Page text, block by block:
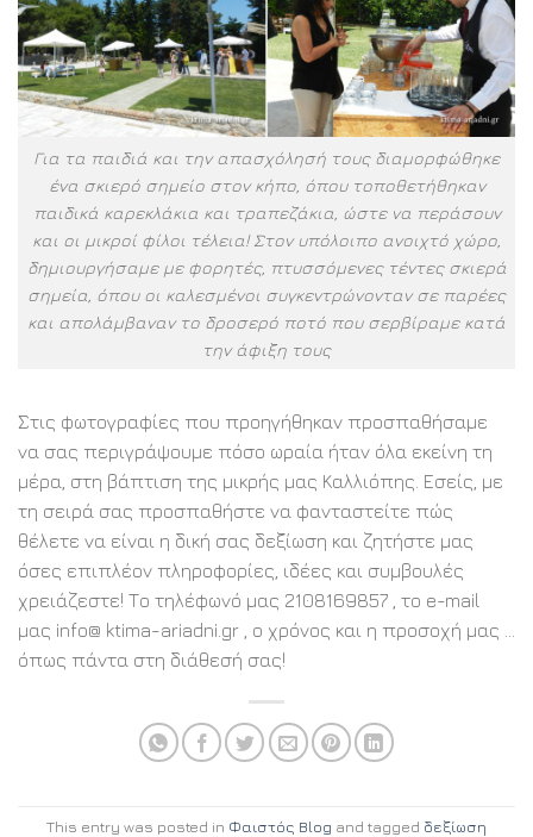
Για τα παιδιά και την απασχόλησή τους διαμορφώθηκε
ένα σκιερό σημείο στον κήπο, όπου τοποθετήθηκαν
παιδικά καρεκλάκια και τραπεζάκια, ώστε να περάσουν
και οι μικροί φίλοι τέλεια! Στον υπόλοιπο ανοιχτό χώρο,
δημιουργήσαμε με φορητές, πτυσσόμενες τέντες σκιερά
σημεία, όπου οι καλεσμένοι συγκεντρώνονταν σε παρέες
και απολάμβαναν το δροσερό ποτό που σερβίραμε κατά
την άφιξη τους
Στις φωτογραφίες που προηγήθηκαν προσπαθήσαμε
να σας περιγράψουμε πόσο ωραία ήταν όλα εκείνη τη
μέρα, στη βάπτιση της μικρής μας Καλλιόπης. Εσείς, με
τη σειρά σας προσπαθήστε να φανταστείτε πώς
θέλετε να είναι η δική σας δεξίωση και ζητήστε μας
όσες επιπλέον πληροφορίες, ιδέες και συμβουλές
χρειάζεστε! Το τηλέφωνό μας 2108169857 , το e-mail
μας info@ ktima-ariadni.gr , ο χρόνος και η προσοχή μας …
όπως πάντα στη διάθεσή σας!
This entry was posted in Φαιστός Blog and tagged δεξίωση